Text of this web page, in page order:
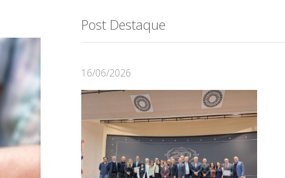
Post Destaque
16/06/2026